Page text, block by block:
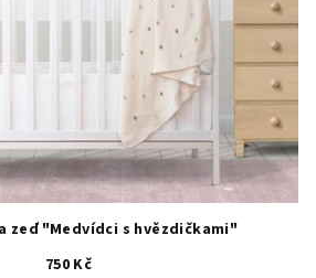
zeď "Medvídci s hvězdičkami"
750 Kč